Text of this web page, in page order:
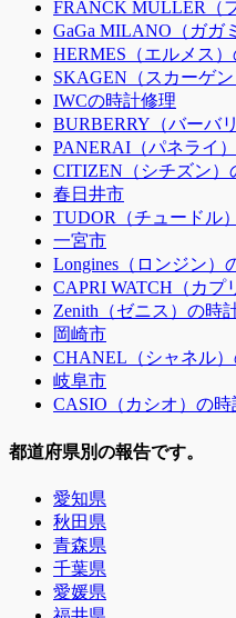
FRANCK MULLER（
GaGa MILANO（ガガ
HERMES（エルメス
SKAGEN（スカーゲ
IWCの時計修理
BURBERRY（バーバ
PANERAI（パネライ
CITIZEN（シチズン）
春日井市
TUDOR（チュードル
一宮市
Longines（ロンジン）
CAPRI WATCH（カプ
Zenith（ゼニス）の時
岡崎市
CHANEL（シャネル
岐阜市
CASIO（カシオ）の時
都道府県別の報告です。
愛知県
秋田県
青森県
千葉県
愛媛県